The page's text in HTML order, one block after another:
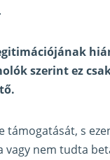
szerint ez
támogatását, s
vagy nem tudta